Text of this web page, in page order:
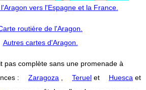
vers l'Espagne et la France.
routière de l'Aragon.
Autres cartes d'Aragon.
pas complète sans une promenade à
:
Zaragoza Teruel et Huesca et